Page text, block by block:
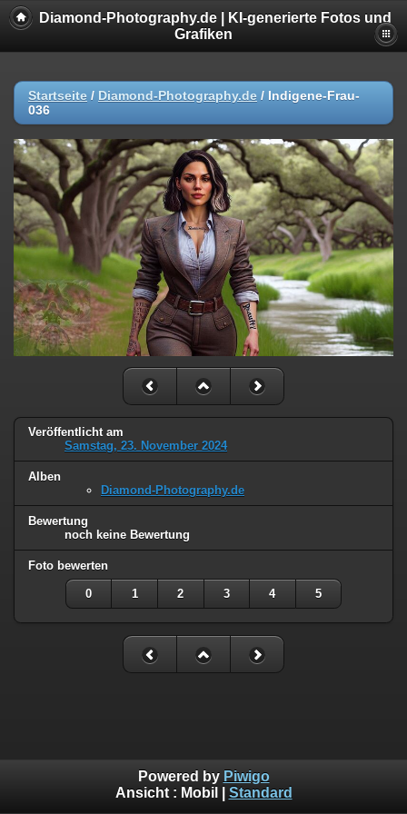
Diamond-Photography.de | KI-generierte Fotos und
Grafiken
Startseite / Diamond-Photography.de / Indigene-Frau-
036
Veröffentlicht am
Samstag, 23. November 2024
Alben
Diamond-Photography.de
Bewertung
noch keine Bewertung
Foto bewerten
0 1 2 3 4 5
Powered by Piwigo
Ansicht : Mobil Standard